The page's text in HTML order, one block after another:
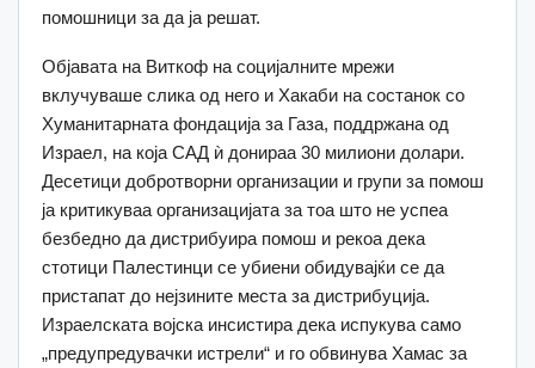
помошници за да ја решат.
Објавата на Виткоф на социјалните мрежи
вклучуваше слика од него и Хакаби на состанок со
Хуманитарната фондација за Газа, поддржана од
Израел, на која САД ѝ донираа 30 милиони долари.
Десетици добротворни организации и групи за помош
ја критикуваа организацијата за тоа што не успеа
безбедно да дистрибуира помош и рекоа дека
стотици Палестинци се убиени обидувајќи се да
пристапат до нејзините места за дистрибуција.
Израелската војска инсистира дека испукува само
„предупредувачки истрели“ и го обвинува Хамас за